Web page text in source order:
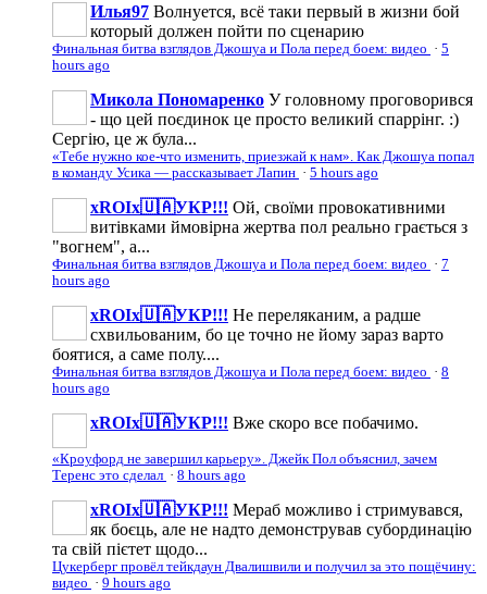
Илья97 Волнуется, всё таки первый в жизни бой
который должен пойти по сценарию
Финальная битва взглядов Джошуа и Пола перед боем: видео · 5
hours ago
Микола Пономаренко У головному проговорився
- що цей поєдинок це просто великий спаррінг. :)
Сергію, це ж була...
«Тебе нужно кое-что изменить, приезжай к нам». Как Джошуа попал
в команду Усика — рассказывает Лапин · 5 hours ago
xROIx🇺🇦УКР!!! Ой, своїми провокативними
витівками ймовірна жертва пол реально грається з
"вогнем", а...
Финальная битва взглядов Джошуа и Пола перед боем: видео · 7
hours ago
xROIx🇺🇦УКР!!! Не переляканим, а радше
схвильованим, бо це точно не йому зараз варто
боятися, а саме полу....
Финальная битва взглядов Джошуа и Пола перед боем: видео · 8
hours ago
xROIx🇺🇦УКР!!! Вже скоро все побачимо.
«Кроуфорд не завершил карьеру». Джейк Пол объяснил, зачем
Теренс это сделал · 8 hours ago
xROIx🇺🇦УКР!!! Мераб можливо і стримувався,
як боєць, але не надто демонстрував субординацію
та свій пієтет щодо...
Цукерберг провёл тейкдаун Двалишвили и получил за это пощёчину:
видео · 9 hours ago